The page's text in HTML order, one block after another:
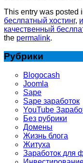
This entry was posted
беслпатный хостинг,
качественный
the permalink.
Рубрики
Blogocash
Joomla
Sape
Sape заработок
YouTube
Без рубрики
Домены
Жизнь блога
Житуха
Заработок для